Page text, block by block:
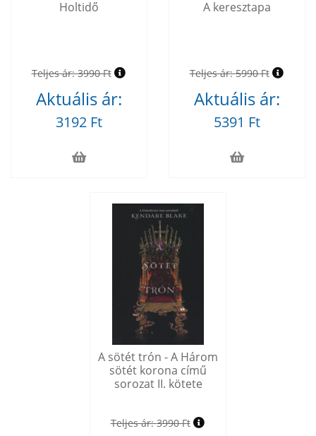
Holtidő
Teljes ár:3990 Ft
Aktuális ár:
3192 Ft
A keresztapa
Teljes ár:5990 Ft
Aktuális ár:
5391 Ft
A sötét trón - A Három
sötét korona című
sorozat II. kötete
Teljes ár:3990 Ft